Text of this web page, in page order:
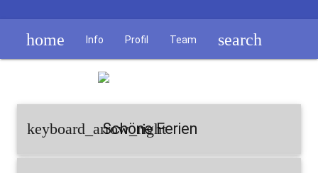
home Info Profil Team search
keyboard_arrow_right
Schöne Ferien